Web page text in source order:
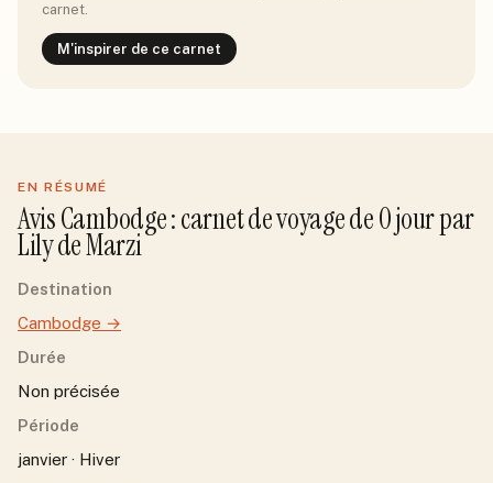
carnet.
M'inspirer de ce carnet
EN RÉSUMÉ
AvisCambodge: carnet de voyage de0jourpar
Lily de Marzi
Destination
Cambodge →
Durée
Non précisée
Période
janvier · Hiver